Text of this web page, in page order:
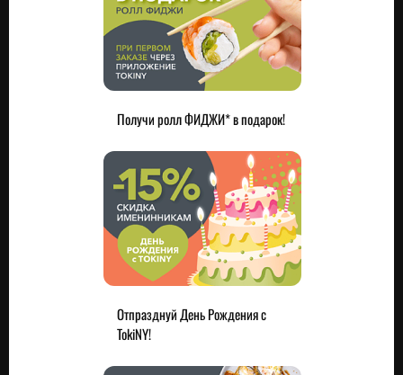
Получи ролл ФИДЖИ* в подарок!
Отпразднуй День Рождения с
TokiNY!